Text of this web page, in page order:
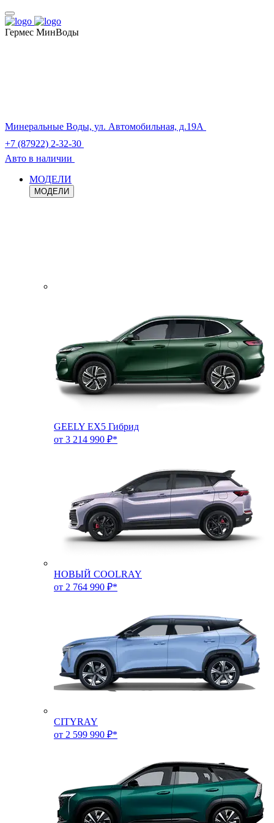
Гермес МинВоды
Минеральные Воды, ул. Автомобильная, д.19А
+7 (87922) 2-32-30
Авто в наличии
МОДЕЛИ
МОДЕЛИ
GEELY EX5 Гибрид
от 3 214 990 ₽*
НОВЫЙ COOLRAY
от 2 764 990 ₽*
CITYRAY
от 2 599 990 ₽*